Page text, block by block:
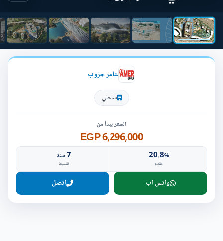
عامر جروب
ساحلي
السعر يبدأ من
6,296,000 EGP
20.8%
مقدم
7سنة
تقسيط
واتس اب اتصل